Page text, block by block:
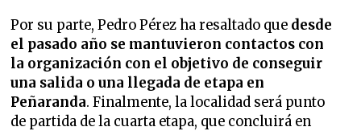
Por su parte, Pedro Pérez ha resaltado que desde
el pasado año se mantuvieron contactos con
la organización con el objetivo de conseguir
una salida o una llegada de etapa en
Peñaranda. Finalmente, la localidad será punto
de partida de la cuarta etapa, que concluirá en